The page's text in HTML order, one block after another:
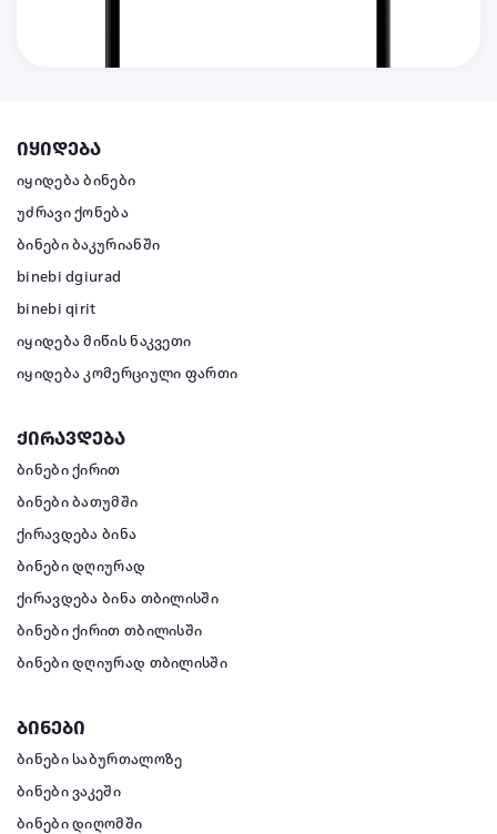
იყიდება
იყიდება ბინები
უძრავი ქონება
ბინები ბაკურიანში
binebi dgiurad
binebi qirit
იყიდება მიწის ნაკვეთი
იყიდება კომერციული ფართი
ქირავდება
ბინები ქირით
ბინები ბათუმში
ქირავდება ბინა
ბინები დღიურად
ქირავდება ბინა თბილისში
ბინები ქირით თბილისში
ბინები დღიურად თბილისში
ბინები
ბინები საბურთალოზე
ბინები ვაკეში
ბინები დიღომში